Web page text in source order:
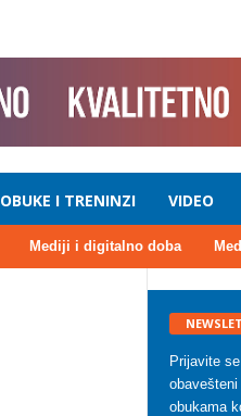
OBUKE I TRENINZI VIDEO
Mediji i digitalno doba
Prijavite
obukama